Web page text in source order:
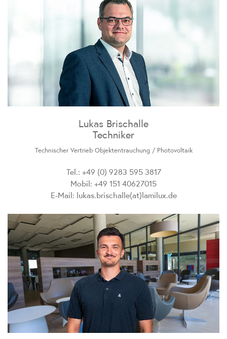
Lukas Brischalle
Techniker
Technischer Vertrieb Objektentrauchung / Photovoltaik
Tel.: +49 (0) 9283 595 3817
Mobil: +49 151 40627015
E-Mail: lukas.brischalle(at)lamilux.de